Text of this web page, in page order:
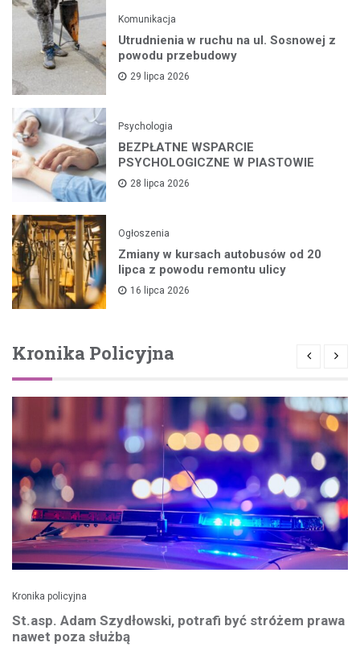
Komunikacja
Utrudnienia w ruchu na ul. Sosnowej z
powodu przebudowy
29 lipca 2026
Psychologia
BEZPŁATNE WSPARCIE
PSYCHOLOGICZNE W PIASTOWIE
28 lipca 2026
Ogłoszenia
Zmiany w kursach autobusów od 20
lipca z powodu remontu ulicy
16 lipca 2026
Kronika Policyjna
Kronika policyjna
St.asp. Adam Szydłowski, potrafi być stróżem prawa
nawet poza służbą